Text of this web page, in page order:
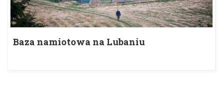
Baza namiotowa na Lubaniu